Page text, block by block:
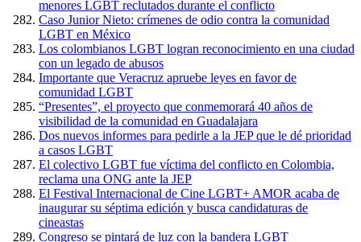
menores LGBT reclutados durante el conflicto
Caso Junior Nieto: crímenes de odio contra la comunidad
LGBT en México
Los colombianos LGBT logran reconocimiento en una ciudad
con un legado de abusos
Importante que Veracruz apruebe leyes en favor de
comunidad LGBT
“Presentes”, el proyecto que conmemorará 40 años de
visibilidad de la comunidad en Guadalajara
Dos nuevos informes para pedirle a la JEP que le dé prioridad
a casos LGBT
El colectivo LGBT fue víctima del conflicto en Colombia,
reclama una ONG ante la JEP
El Festival Internacional de Cine LGBT+ AMOR acaba de
inaugurar su séptima edición y busca candidaturas de
cineastas
Congreso se pintará de luz con la bandera LGBT